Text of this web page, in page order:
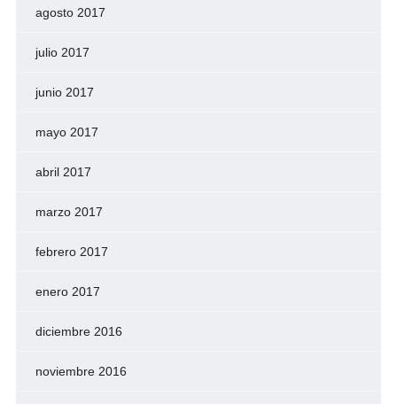
agosto 2017
julio 2017
junio 2017
mayo 2017
abril 2017
marzo 2017
febrero 2017
enero 2017
diciembre 2016
noviembre 2016